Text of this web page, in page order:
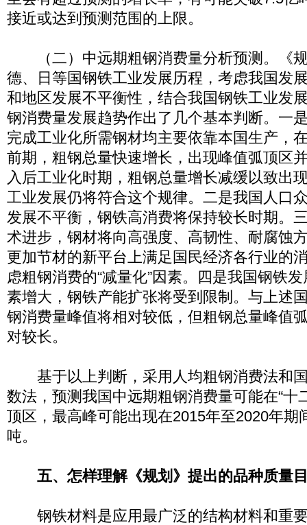
接近或达到预测范围的上限。
（二）中远期粗钢消费量分析预测。《
德、日等国钢铁工业发展历程，考虑我国发
和地区发展不平衡性，结合我国钢铁工业发
钢消费量发展趋势作出了几个基本判断。一
完成工业化所需钢材均主要依靠本国生产，
前期，粗钢总量快速增长，出现峰值弧顶区
入后工业化时期，粗钢总量增长减缓以致出
工业发展仍将符合这个规律。二是我国人口
发展不平衡，钢铁高消费将保持较长时期。
术进步，钢材将向高强度、高韧性、耐腐蚀
更加节材的新平台上满足国民经济各行业的
虑粗钢消费的“减量化”因素。四是我国钢铁
素增大，钢铁产能扩张将受到限制。与上述
钢消费量峰值将相对较低，但粗钢总量峰值
对较长。
基于以上判断，采用人均粗钢消费法和
数法，预测我国中远期粗钢消费量可能在“十
顶区，最高峰可能出现在2015年至2020年期
吨。
五、怎样理解《规划》提出的品种质量
钢铁材料是应用最广泛的结构材料和重